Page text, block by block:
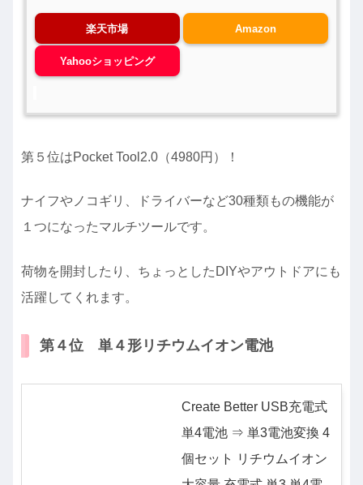
楽天市場 Amazon
Yahooショッピング
第５位はPocket Tool2.0（4980円）！
ナイフやノコギリ、ドライバーなど30種類もの機能が
１つになったマルチツールです。
荷物を開封したり、ちょっとしたDIYやアウトドアにも
活躍してくれます。
第４位 単４形リチウムイオン電池
Create Better USB充電式
単4電池 ⇒ 単3電池変換 4
個セット リチウムイオン